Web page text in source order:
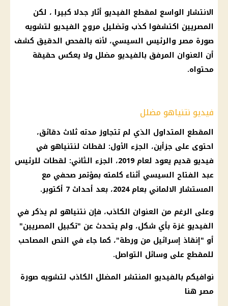
الانتشار الواسع لمقطع الفيديو أثار جدلا كبيرا ، لكن
المصريين اكتشفوا كذب وتضليل مروج الفيديو لتشويه
صورة مصر والرئيس السيسي، لأنه بالفحص الدقيق كشف
أن العنوان المرفق بالفيديو مضلل ولا يعكس حقيقة
محتواه.
فيديو نتنياهو مضلل
المقطع المتداول الذي لم تتجاوز مدته ثلاث دقائق،
احتوى على جزأين، الجزء الأول: لقطات لنتنياهو في
فيديو قديم يعود لعام 2019، الجزء الثاني: لقطات للرئيس
عبد الفتاح السيسي أثناء كلمته بمؤتمر صحفي مع
المستشار الالماني بعام 2024، بعد أحداث 7 أكتوبر.
وعلى الرغم من العنوان الكاذب، فإن نتنياهو لم يذكر في
الفيديو غزة بأي شكل، ولم يتحدث عن "تكبيل المصريين"
أو "إنقاذ إسرائيل من ورطة"، كما جاء في النص المصاحب
للمقطع على وسائل التواصل.
نوافيكم بالفيديو المنتشر المضلل الكاذب لتشويه صورة
مصر هنا